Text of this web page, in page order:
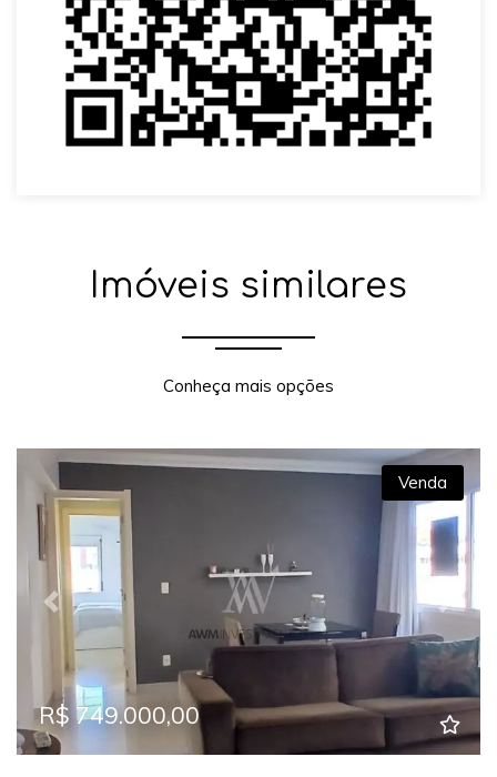
Imóveis similares
Conheça mais opções
Previous Next
Venda
R$ 749.000,00